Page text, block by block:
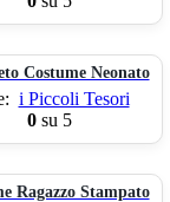
Costume Neonato
i Piccoli Tesori
0su 5
Ragazzo Stampato